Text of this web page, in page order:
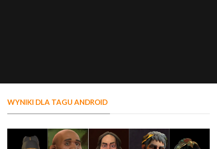
WYNIKI DLA TAGU ANDROID